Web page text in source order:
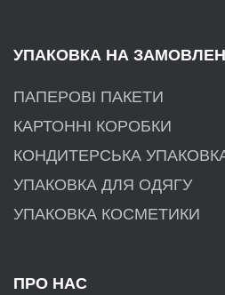
УПАКОВКА НА
ПАПЕРОВІ ПАКЕТИ
КАРТОННІ КОРОБКИ
КОНДИТЕРСЬКА
УПАКОВКА ДЛЯ ОДЯГУ
УПАКОВКА КОСМЕТИКИ
ПРО НАС